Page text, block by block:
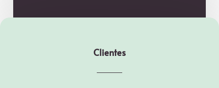
Clientes